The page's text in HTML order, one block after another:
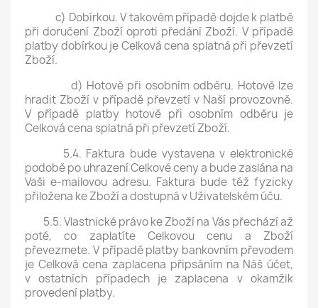
c) Dobírkou. V takovém případě dojde k platbě
při doručení Zboží oproti předání Zboží. V případě
platby dobírkou je Celková cena splatná při převzetí
Zboží.
d) Hotově při osobním odběru. Hotově lze
hradit Zboží v případě převzetí v Naší provozovně.
V případě platby hotově při osobním odběru je
Celková cena splatná při převzetí Zboží.
5.4. Faktura bude vystavena v elektronické
podobě po uhrazení Celkové ceny a bude zaslána na
Vaši e-mailovou adresu. Faktura bude též fyzicky
přiložena ke Zboží a dostupná v Uživatelském úču.
5.5. Vlastnické právo ke Zboží na Vás přechází až
poté, co zaplatíte Celkovou cenu a Zboží
převezmete. V případě platby bankovním převodem
je Celková cena zaplacena připsáním na Náš účet,
v ostatních případech je zaplacena v okamžik
provedení platby.